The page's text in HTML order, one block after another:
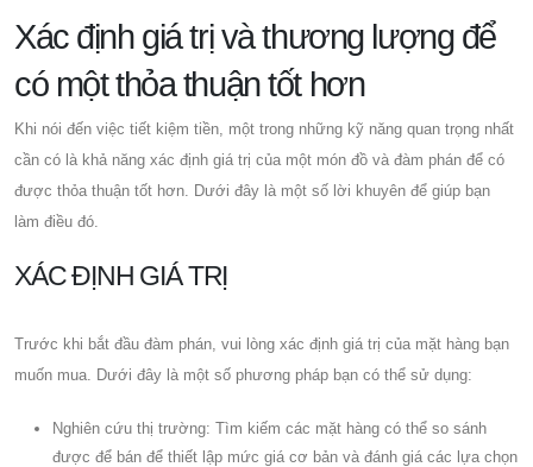
Xác định giá trị và thương lượng để
có một thỏa thuận tốt hơn
Khi nói đến việc tiết kiệm tiền, một trong những kỹ năng quan trọng nhất
cần có là khả năng xác định giá trị của một món đồ và đàm phán để có
được thỏa thuận tốt hơn. Dưới đây là một số lời khuyên để giúp bạn
làm điều đó.
XÁC ĐỊNH GIÁ TRỊ
Trước khi bắt đầu đàm phán, vui lòng xác định giá trị của mặt hàng bạn
muốn mua. Dưới đây là một số phương pháp bạn có thể sử dụng:
Nghiên cứu thị trường: Tìm kiếm các mặt hàng có thể so sánh
được để bán để thiết lập mức giá cơ bản và đánh giá các lựa chọn